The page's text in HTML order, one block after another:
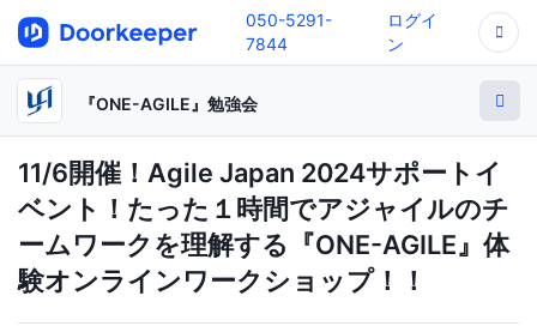
050-5291-
7844
ログイ
ン
『ONE-AGILE』勉強会
11/6開催！Agile Japan 2024サポートイ
ベント！たった１時間でアジャイルのチ
ームワークを理解する『ONE-AGILE』体
験オンラインワークショップ！！